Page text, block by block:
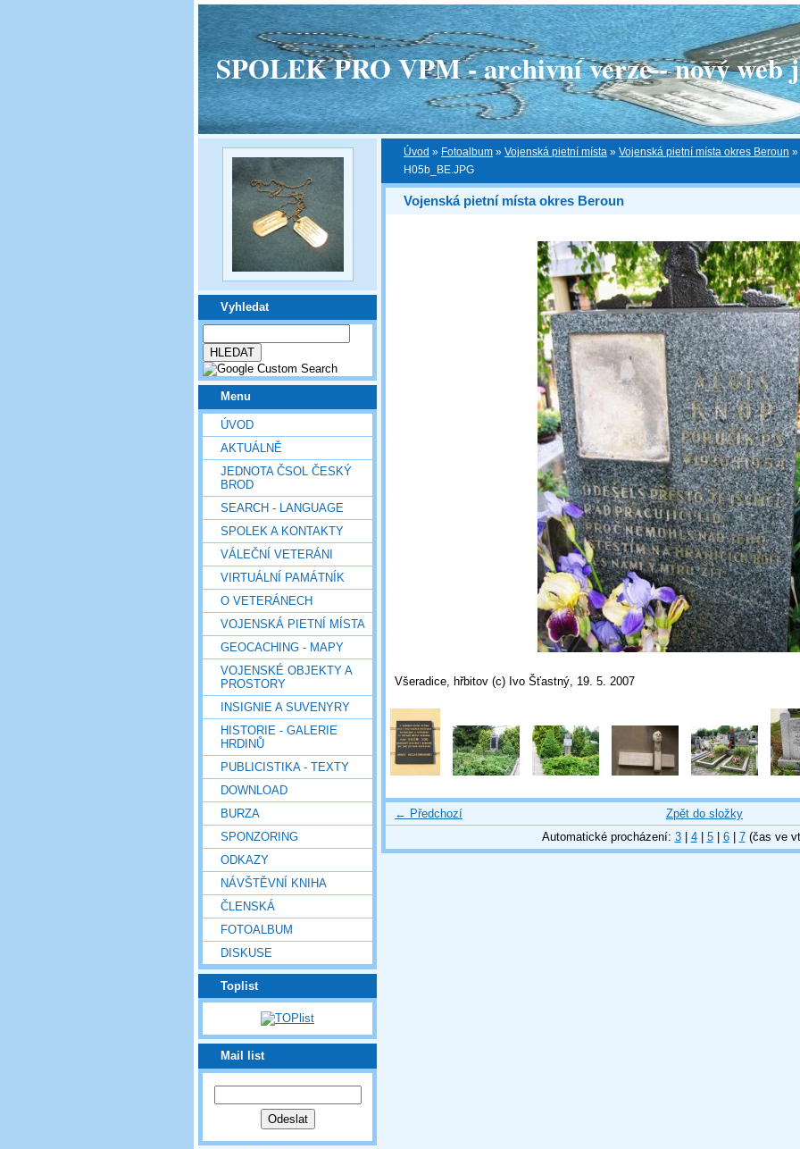
SPOLEK PRO VPM - archivní verze - nový web
Vyhledat
Menu
ÚVOD
AKTUÁLNĚ
JEDNOTA ČSOL ČESKÝ
BROD
SEARCH - LANGUAGE
SPOLEK A KONTAKTY
VÁLEČNÍ VETERÁNI
VIRTUÁLNÍ PAMÁTNÍK
O VETERÁNECH
VOJENSKÁ PIETNÍ MÍSTA
GEOCACHING - MAPY
VOJENSKÉ OBJEKTY A
PROSTORY
INSIGNIE A SUVENYRY
HISTORIE - GALERIE
HRDINŮ
PUBLICISTIKA - TEXTY
DOWNLOAD
BURZA
SPONZORING
ODKAZY
NÁVŠTĚVNÍ KNIHA
ČLENSKÁ
FOTOALBUM
DISKUSE
Toplist
Mail list
Úvod » Fotoalbum » Vojenská pietní místa » Vojenská pietní místa okres Beroun »
H05b_BE.JPG
Vojenská pietní místa okres Beroun
Všeradice, hřbitov (c) Ivo Šťastný, 19. 5. 2007
← Předchozí
Zpět do složky
Automatické procházení: 3| 4| 5| 6| 7(čas ve